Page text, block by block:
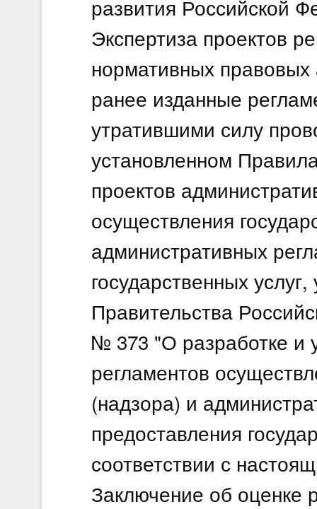
развития Российской
Экспертиза проектов
нормативных
ранее изданные
утратившими силу
установленном
проектов
осуществления
административных
государственных
Правительства
№ 373 "О разработке и
регламентов
(надзора) и
предоставления
соответствии с
Заключение об оценке